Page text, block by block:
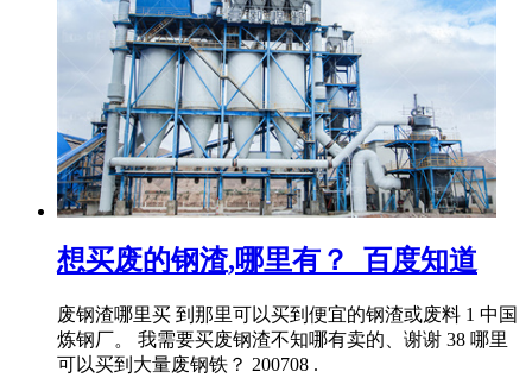
想买废的钢渣,哪里有？_百度知道
废钢渣哪里买 到那里可以买到便宜的钢渣或废料 1 中国
炼钢厂。 我需要买废钢渣不知哪有卖的、谢谢 38 哪里
可以买到大量废钢铁？ 200708 .